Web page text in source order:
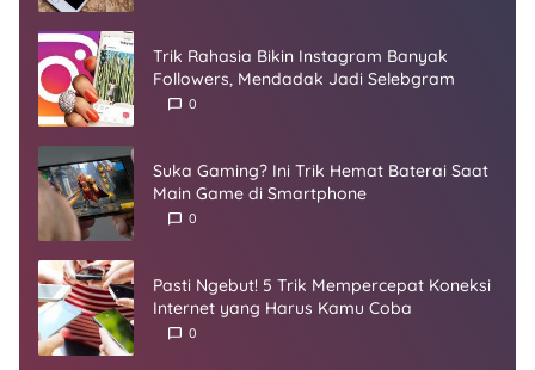
Trik Rahasia Bikin Instagram Banyak
Followers, Mendadak Jadi Selebgram
0
Suka Gaming? Ini Trik Hemat Baterai Saat
Main Game di Smartphone
0
Pasti Ngebut! 5 Trik Mempercepat Koneksi
Internet yang Harus Kamu Coba
0